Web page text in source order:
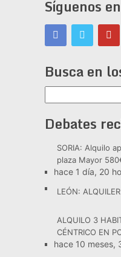
Síguenos
Busca en
Debates
SORIA: Alquilo
plaza Mayor
hace 1 día, 20
LEÓN:
ALQUILO 3
CÉNTRICO EN
hace 10 meses,